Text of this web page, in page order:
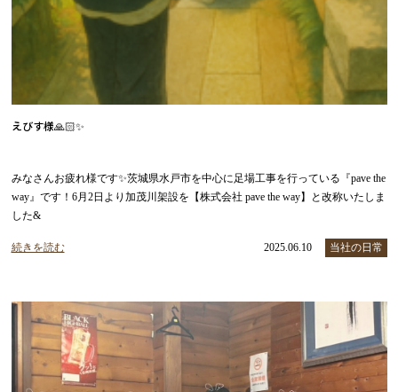
えびす様🙏🏻✨
みなさんお疲れ様です✨茨城県水戸市を中心に足場工事を行っている『pave the
way』です！6月2日より加茂川架設を【株式会社 pave the way】と改称いたしま
した&
続きを読む 2025.06.10 当社の日常